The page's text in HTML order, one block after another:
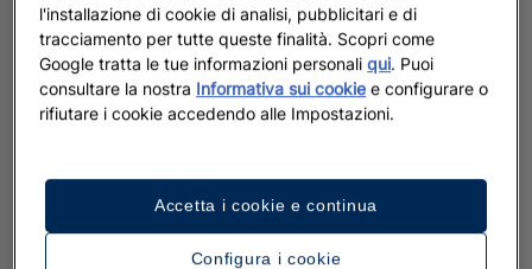
l'installazione di cookie di analisi, pubblicitari e di
tracciamento per tutte queste finalità. Scopri come
Google tratta le tue informazioni personaliqui. Puoi
consultare la nostra Informativa sui cookie e configurare o
rifiutare i cookie accedendo alle Impostazioni.
Configura i cookie
Accetta i cookie e continua